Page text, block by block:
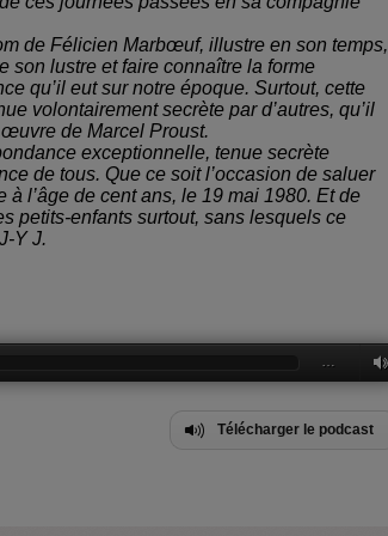
de Félicien Marbœuf, illustre en son temps,
son lustre et faire connaître la forme
qu’il eut sur notre époque. Surtout, cette
volontairement secrète par d’autres, qu’il
de Marcel Proust.
exceptionnelle, tenue secrète
de tous. Que ce soit l’occasion de saluer
l’âge de cent ans, le 19 mai 1980. Et de
petits-enfants surtout, sans lesquels ce
Y J.
…
Télécharger le podcast